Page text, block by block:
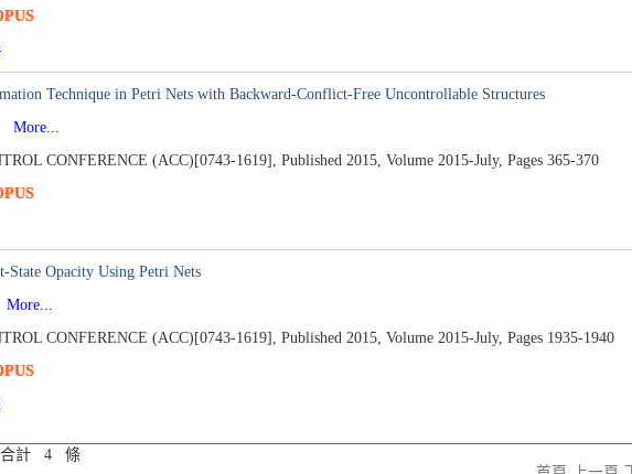
Technique in Petri Nets with Backward-Conflict-Free Uncontrollable Structures
More...
CONFERENCE (ACC)[0743-1619], Published 2015, Volume 2015-July, Pages 365-370
State Opacity Using Petri Nets
CONFERENCE (ACC)[0743-1619], Published 2015, Volume 2015-July, Pages 1935-1940
計 4 條